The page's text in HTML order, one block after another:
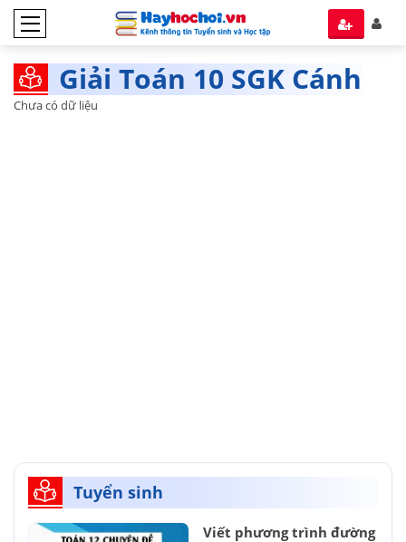
Giải Toán 10 SGK Cánh
Diều tập 2
Chưa có dữ liệu
Tuyển sinh
Viết phương trình đường